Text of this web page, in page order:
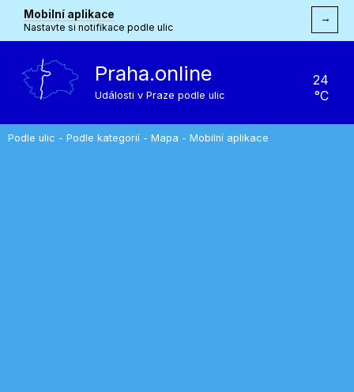
Mobilní aplikace
Nastavte si notifikace podle ulic
→
Praha.online
Události v Praze podle ulic
24
°C
Podle ulic - Podle kategorií - Mapa - Mobilní aplikace